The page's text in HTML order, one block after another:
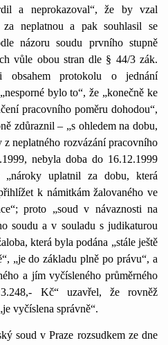
a neprokazoval“, že by vzal
neplatnou a pak souhlasil se
názoru soudu prvního stupně
vůle obou stran dle § 44/3 zák.
protokolu o jednání
bylo to“, že „konečně ke
pracovního poměru dohodou“,
zdůraznil – „s ohledem na dobu,
z neplatného rozvázání pracovního
nebyla doba do 16.12.1999
„nároky uplatnil za dobu, která
k námitkám žalovaného ve
proto „soud v návaznosti na
soudu a v souladu s judikaturou
která byla podána „stále ještě
„je do základu plně po právu“, a
a jím vyčísleného průměrného
Kč“ uzavřel, že rovněž
vyčíslena správně“.
soud v Praze rozsudkem ze dne